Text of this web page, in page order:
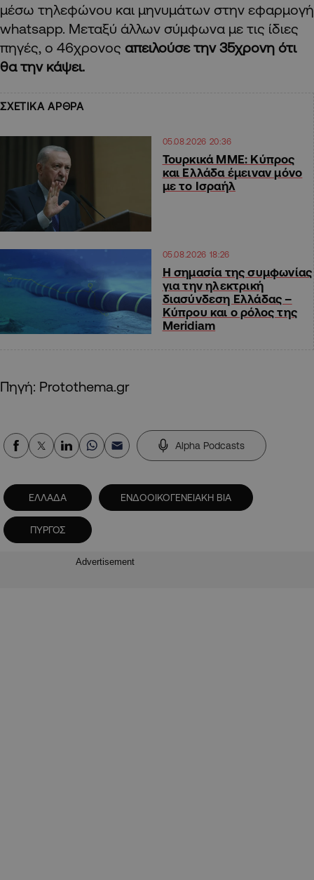
μέσω τηλεφώνου και μηνυμάτων στην εφαρμογή
whatsapp. Μεταξύ άλλων σύμφωνα με τις ίδιες
πηγές, ο 46χρονος απειλούσε την 35χρονη ότι
θα την κάψει.
ΣΧΕΤΙΚΑ ΑΡΘΡΑ
05.08.2026 20:36
Τουρκικά ΜΜΕ: Κύπρος
και Ελλάδα έμειναν μόνο
με το Ισραήλ
05.08.2026 18:26
H σημασία της συμφωνίας
για την ηλεκτρική
διασύνδεση Ελλάδας –
Κύπρου και ο ρόλος της
Meridiam
Πηγή: Protothema.gr
Alpha Podcasts
ΕΛΛΑΔΑ ΕΝΔΟΟΙΚΟΓΕΝΕΙΑΚΗ ΒΙΑ
ΠΥΡΓΟΣ
Advertisement